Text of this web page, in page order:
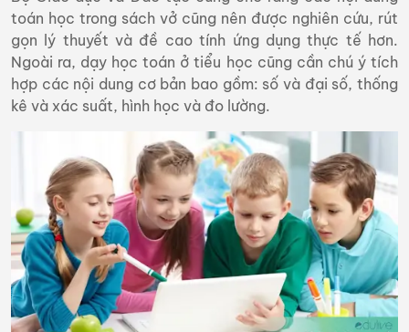
toán học trong sách vở cũng nên được nghiên cứu, rút
gọn lý thuyết và đề cao tính ứng dụng thực tế hơn.
Ngoài ra, dạy học toán ở tiểu học cũng cần chú ý tích
hợp các nội dung cơ bản bao gồm: số và đại số, thống
kê và xác suất, hình học và đo lường.